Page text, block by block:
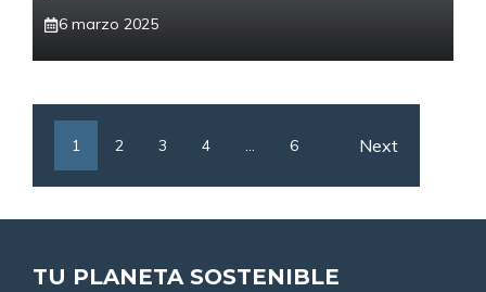
6 marzo 2025
1 2 3 4 … 6 Next
TU PLANETA SOSTENIBLE